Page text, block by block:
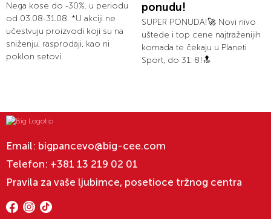
Nega kose do -30%. u periodu
od 03.08-31.08. *U akciji ne
učestvuju proizvodi koji su na
sniženju, rasprodaji, kao ni
poklon setovi.
ponudu!
SUPER PONUDA!🚀 Novi nivo
uštede i top cene najtraženijih
komada te čekaju u Planeti
Sport, do 31. 8!🔝
Email: bigpancevo@big-cee.com
Telefon: +381 13 219 02 01
Pravila za vaše ljubimce, posetioce tržnog centra